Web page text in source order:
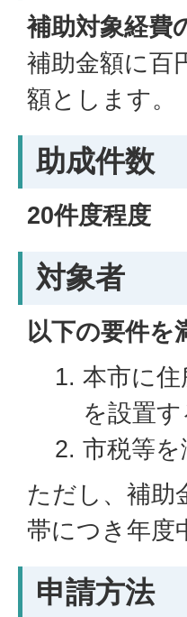
補助対象経費
補助金額に百
額とします。
助成件数
20件度程度
対象者
以下の要件を
本市に
を設置
市税等
ただし、補助
帯につき年度
申請方法